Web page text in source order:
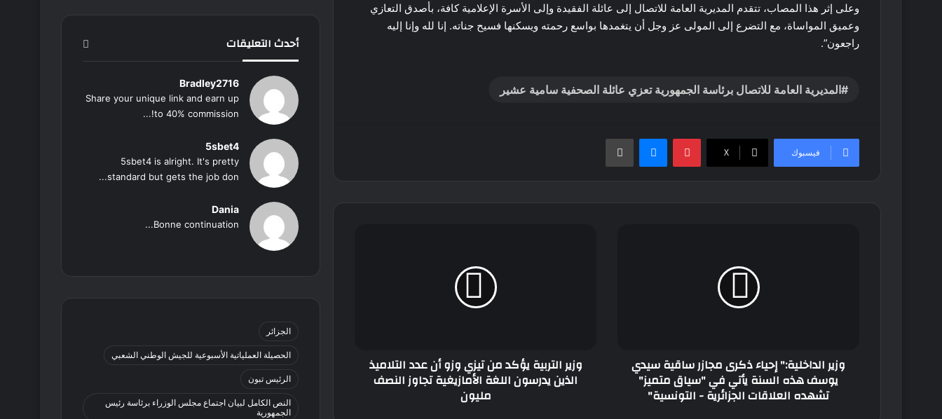
وعلى إثر هذا المصاب، تتقدم المديرية العامة للاتصال إلى عائلة الفقيدة وإلى الأسرة الإعلامية كافة، بأصدق التعازي
وعميق المواساة، مع التضرع إلى المولى عز وجل أن يتغمدها بواسع رحمته ويسكنها فسيح جناته. إنا لله وإنا إليه
راجعون”.
المديرية العامة للاتصال برئاسة الجمهورية تعزي عائلة الصحفية سامية عشير
فيسبوك ‫X
بينتيريستماسنجر طباعة
السنةوزير الداخلية:" إحياء ذكرى مجازر ساقية سيدي
يوسف هذه السنة يأتي في "سياق متميز"
تشهده العلاقات الجزائرية - التونسية"
الذين
يدرسون
وزير التربية يؤكد من تيزي وزو أن عدد التلاميذ
الذين يدرسون اللغة الأمازيغية تجاوز النصف
مليون
أحدث التعليقات
Bradley2716
Share your unique link and earn up
to 40% commission!...
5sbet4
5sbet4 is alright. It's pretty
standard but gets the job don...
Dania
Bonne continuation...
الجزائر
الحصيلة العملياتية الأسبوعية للجيش الوطني الشعبي
الرئيس تبون
النص الكامل لبيان اجتماع مجلس الوزراء برئاسة رئيس
الجمهورية